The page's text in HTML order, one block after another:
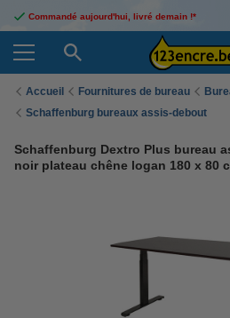
Commandé aujourd'hui, livré demain !*
Accueil Fournitures de bureau
Schaffenburg bureaux assis-debout
Schaffenburg Dextro Plus bureau
noir plateau chêne logan 180 x 80